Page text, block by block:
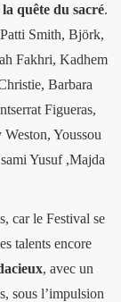
la quête du sacré.
Smith, Björk,
Fakhri, Kadhem
Barbara
Figueras,
Youssou
Yusuf ,Majda
car le Festival se
talents encore
, avec un
sous l’impulsion